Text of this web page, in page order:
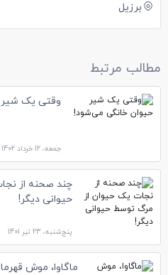
برزیل
مطالب مرتبط
وقتی یک
جمعه، 12 خرداد 1402
چند صحنه از
حیوانی دیگر!
پنج‌شنبه، 23 تیر 1401